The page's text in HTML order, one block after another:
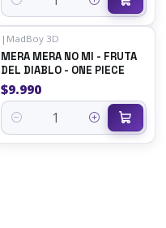
Cantidad
| MadBoy 3D
MERA MERA NO MI - FRUTA
DEL DIABLO - ONE PIECE
$9.990
Cantidad